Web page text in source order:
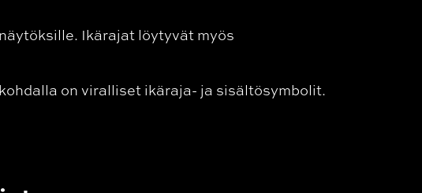
Ikärajat löytyvät myös
on viralliset ikäraja- ja sisältösymbolit.